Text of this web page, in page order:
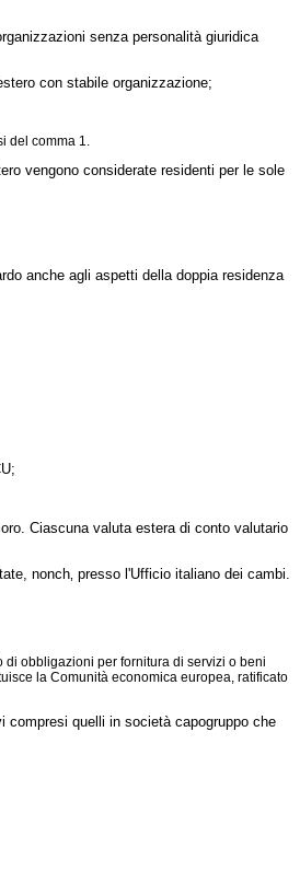
senza personalità giuridica
con stabile organizzazione;
del comma 1.
vengono considerate residenti per le sole
anche agli aspetti della doppia residenza
Ciascuna valuta estera di conto valutario
nonch‚ presso l'Ufficio italiano dei cambi.
obbligazioni per fornitura di servizi o beni
la Comunità economica europea, ratificato
quelli in società capogruppo che